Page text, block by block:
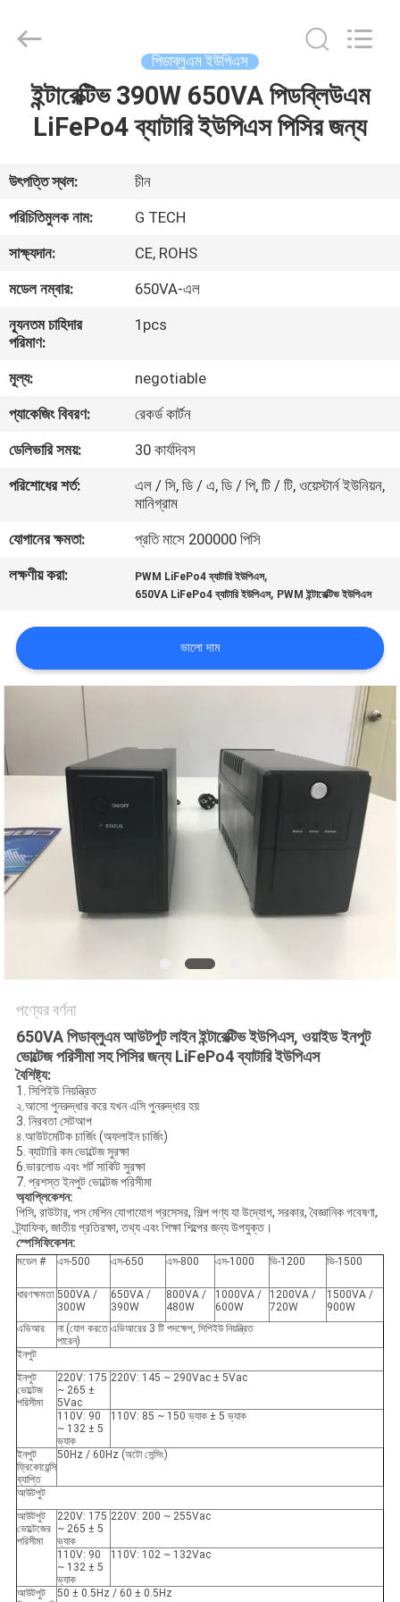
বাড়ি
আমাদের
সম্বন্ধে
কারখানা
পরিদর্শন
গুণমান
নিয়ন্ত্রণ
আমাদের
যোগাযোগ
একটি
উদ্ধৃতি
ম্যাপ
গোপনীয়তা
POWER
GROUP.
পিডাব্লুএম ইউপিএস
ইন্টারেক্টিভ 390W 650VA পিডব্লিউএম
LiFePo4 ব্যাটারি ইউপিএস পিসির জন্য
উৎপত্তি স্থল:
চীন
পরিচিতিমুলক নাম:
G TECH
সাক্ষ্যদান:
CE, ROHS
মডেল নম্বার:
650VA-এল
ন্যূনতম চাহিদার
পরিমাণ:
1pcs
মূল্য:
negotiable
প্যাকেজিং বিবরণ:
রেকর্ড কার্টন
ডেলিভারি সময়:
30 কার্যদিবস
পরিশোধের শর্ত:
এল / সি, ডি / এ, ডি / পি, টি / টি, ওয়েস্টার্ন ইউনিয়ন,
মানিগ্রাম
যোগানের ক্ষমতা:
প্রতি মাসে 200000 পিসি
লক্ষণীয় করা:
PWM LiFePo4 ব্যাটারি ইউপিএস,
650VA LiFePo4 ব্যাটারি ইউপিএস, PWM ইন্টারেক্টিভ ইউপিএস
ভালো দাম
পণ্যের বর্ণনা
650VA পিডাব্লুএম আউটপুট লাইন ইন্টারেক্টিভ ইউপিএস, ওয়াইড ইনপুট
ভোল্টেজ পরিসীমা সহ পিসির জন্য LiFePo4 ব্যাটারি ইউপিএস
বৈশিষ্ট্য:
1. সিপিইউ নিয়ন্ত্রিত
২.আসো পুনরুদ্ধার করে যখন এসি পুনরুদ্ধার হয়
3. নিরবতা সেটআপ
৪.আউটমেটিক চার্জিং (অফলাইন চার্জিং)
5. ব্যাটারি কম ভোল্টেজ সুরক্ষা
6.ভারলোড এবং শর্ট সার্কিট সুরক্ষা
7. প্রশস্ত ইনপুট ভোল্টেজ পরিসীমা
অ্যাপ্লিকেশন:
পিসি, রাউটার, পস মেশিন যোগাযোগ প্রসেসর, শিল্প পণ্য যা উদ্যোগ, সরকার, বৈজ্ঞানিক গবেষণা,
ট্র্যাফিক, জাতীয় প্রতিরক্ষা, তথ্য এবং শিক্ষা শিল্পের জন্য উপযুক্ত।
স্পেসিফিকেশন:
মডেল # এস-500 এস-650 এস-800 এস-1000 ভি-1200 ভি-1500
ধারণক্ষমতা 500VA /
300W
650VA /
390W
800VA /
480W
1000VA /
600W
1200VA /
720W
1500VA /
900W
এভিআর
না (যোগ করতে
পারেন)
এভিআরের 3 টি পদক্ষেপ, সিপিইউ নিয়ন্ত্রিত
ইনপুট
ইনপুট
ভোল্টেজ
পরিসীমা
220V: 175
~ 265 ±
5Vac
220V: 145 ~ 290Vac ± 5Vac
110V: 90
~ 132 ± 5
ভ্যাক
110V: 85 ~ 150 ভ্যাক ± 5 ভ্যাক
ইনপুট
ফ্রিকোয়েন্সি
ব্যাপ্তি
50Hz / 60Hz (অটো সেন্সিং)
আউটপুট
আউটপুট
ভোল্টেজের
পরিসীমা
220V: 175
~ 265 ± 5
ভ্যাক
220V: 200 ~ 255Vac
110V: 90
~ 132 ± 5
ভ্যাক
110V: 102 ~ 132Vac
আউটপুট
50 ± 0.5Hz / 60 ± 0.5Hz